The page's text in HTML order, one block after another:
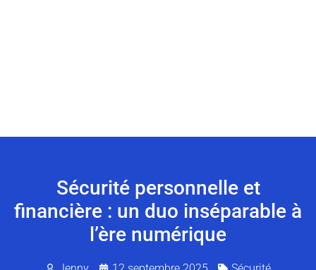
Sécurité personnelle et
financière : un duo inséparable à
l’ère numérique